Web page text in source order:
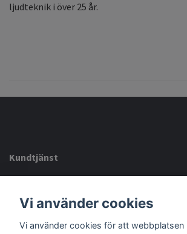
ljudteknik i över 25 år.
Kundtjänst
Sociala medier
Vi använder cookies
Vi använder cookies för att webbplatsen